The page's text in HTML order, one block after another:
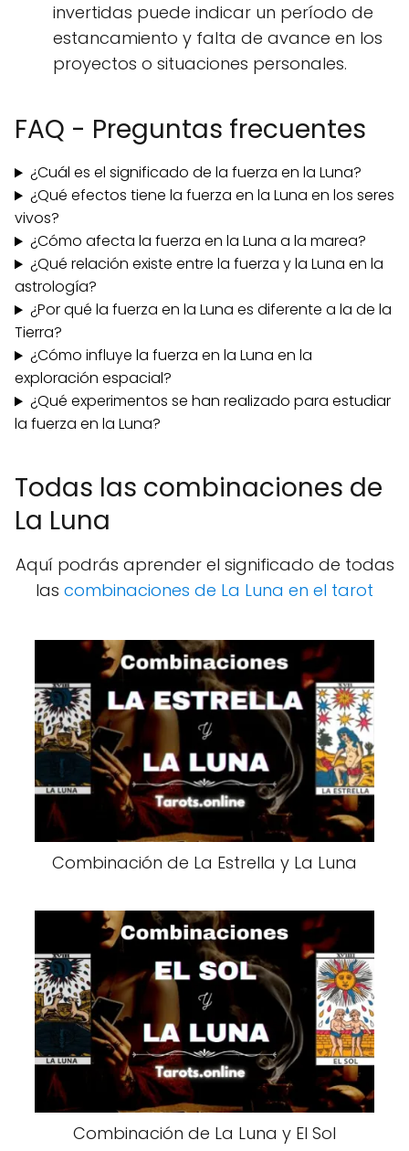
invertidas puede indicar un período de
estancamiento y falta de avance en los
proyectos o situaciones personales.
FAQ - Preguntas frecuentes
¿Cuál es el significado de la fuerza en la Luna?
¿Qué efectos tiene la fuerza en la Luna en los seres
vivos?
¿Cómo afecta la fuerza en la Luna a la marea?
¿Qué relación existe entre la fuerza y la Luna en la
astrología?
¿Por qué la fuerza en la Luna es diferente a la de la
Tierra?
¿Cómo influye la fuerza en la Luna en la
exploración espacial?
¿Qué experimentos se han realizado para estudiar
la fuerza en la Luna?
Todas las combinaciones de
La Luna
Aquí podrás aprender el significado de todas
las combinaciones de La Luna en el tarot
Combinación de La Estrella y La Luna
Combinación de La Luna y El Sol